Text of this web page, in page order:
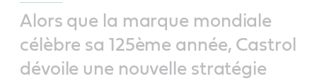
Alors que la marque mondiale
célèbre sa 125ème année, Castrol
dévoile une nouvelle stratégie